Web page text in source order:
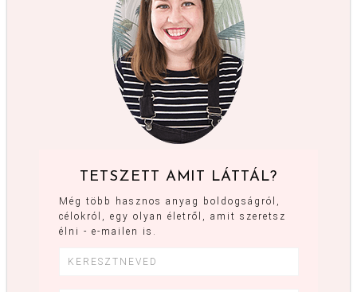
TETSZETT AMIT LÁTTÁL?
Még több hasznos anyag boldogságról,
célokról, egy olyan életről, amit szeretsz
élni - e-mailen is.